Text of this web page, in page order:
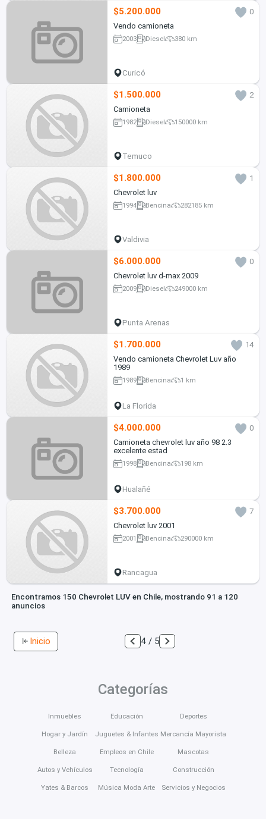
$5.200.000
0
Vendo camioneta
2003 Diesel 380 km
Curicó
$1.500.000
2
Camioneta
1982 Diesel 150000 km
Temuco
$1.800.000
1
Chevrolet luv
1994 Bencina 282185 km
Valdivia
$6.000.000
0
Chevrolet luv d-max 2009
2009 Diesel 249000 km
Punta Arenas
$1.700.000
14
Vendo camioneta Chevrolet Luv año
1989
1989 Bencina 1 km
La Florida
$4.000.000
0
Camioneta chevrolet luv año 98 2.3
excelente estad
1998 Bencina 198 km
Hualañé
$3.700.000
7
Chevrolet luv 2001
2001 Bencina 290000 km
Rancagua
Encontramos 150 Chevrolet LUV en Chile, mostrando 91 a 120
anuncios
Inicio 4 / 5
Categorías
Inmuebles
Hogar y Jardín
Belleza
Autos y Vehículos
Yates & Barcos
Educación
Juguetes & Infantes
Empleos en Chile
Tecnología
Música Moda Arte
Deportes
Mercancía Mayorista
Mascotas
Construcción
Servicios y Negocios